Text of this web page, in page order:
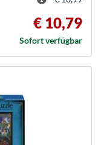
€ 10,79
Sofort verfügbar